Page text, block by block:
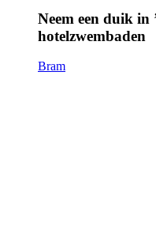
Neem een duik in
hotelzwembaden
Bram